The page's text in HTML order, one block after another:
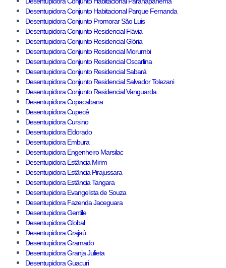
Desentupidora Conjunto Habitacional Parque Fernanda
Desentupidora Conjunto Promorar São Luis
Desentupidora Conjunto Residencial Flávia
Desentupidora Conjunto Residencial Glória
Desentupidora Conjunto Residencial Morumbi
Desentupidora Conjunto Residencial Oscarlina
Desentupidora Conjunto Residencial Sabará
Desentupidora Conjunto Residencial Salvador Tolezani
Desentupidora Conjunto Residencial Vanguarda
Desentupidora Copacabana
Desentupidora Cupecê
Desentupidora Cursino
Desentupidora Eldorado
Desentupidora Embura
Desentupidora Engenheiro Marsilac
Desentupidora Estância Mirim
Desentupidora Estância Pirajussara
Desentupidora Estância Tangara
Desentupidora Evangelista de Souza
Desentupidora Fazenda Jaceguara
Desentupidora Gentile
Desentupidora Global
Desentupidora Grajaú
Desentupidora Gramado
Desentupidora Granja Julieta
Desentupidora Guacuri